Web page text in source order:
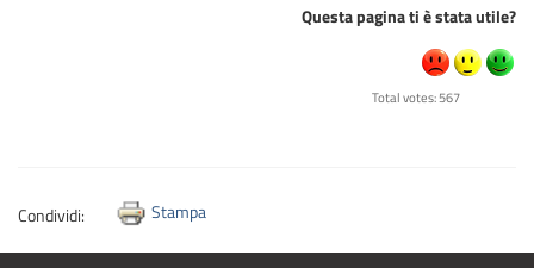
Questa pagina ti è stata utile?
Total votes: 567
Condividi: Stampa